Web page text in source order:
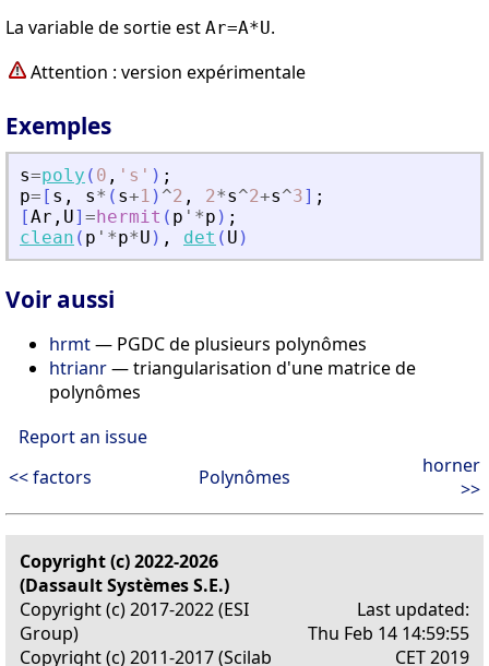
La variable de sortie est Ar=A*U.
Attention : version expérimentale
Exemples
s=poly ( 0 , ' s ' ) ;
p= [ s , s* ( s+1 ) ^2 , 2*s^2+s^3] ;
[Ar , U] =hermit ( p ' *p ) ;
clean ( p ' *p*U ) , det ( U )
Voir aussi
hrmt— PGDC de plusieurs polynômes
htrianr— triangularisation d'une matrice de
polynômes
Report an issue
<< factors
Polynômes
horner
>>
Copyright (c) 2022-2026
(Dassault Systèmes S.E.)
Copyright (c) 2017-2022 (ESI
Group)
Copyright (c) 2011-2017 (Scilab
Last updated:
Thu Feb 14 14:59:55
CET 2019